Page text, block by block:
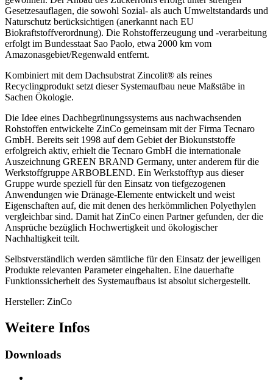
Gesetzesauflagen, die sowohl Sozial- als auch Umweltstandards und
Naturschutz berücksichtigen (anerkannt nach EU
Biokraftstoffverordnung). Die Rohstofferzeugung und -verarbeitung
erfolgt im Bundesstaat Sao Paolo, etwa 2000 km vom
Amazonasgebiet/Regenwald entfernt.
Kombiniert mit dem Dachsubstrat Zincolit® als reines
Recyclingprodukt setzt dieser Systemaufbau neue Maßstäbe in
Sachen Ökologie.
Die Idee eines Dachbegrünungssystems aus nachwachsenden
Rohstoffen entwickelte ZinCo gemeinsam mit der Firma Tecnaro
GmbH. Bereits seit 1998 auf dem Gebiet der Biokunststoffe
erfolgreich aktiv, erhielt die Tecnaro GmbH die internationale
Auszeichnung GREEN BRAND Germany, unter anderem für die
Werkstoffgruppe ARBOBLEND. Ein Werkstofftyp aus dieser
Gruppe wurde speziell für den Einsatz von tiefgezogenen
Anwendungen wie Dränage-Elemente entwickelt und weist
Eigenschaften auf, die mit denen des herkömmlichen Polyethylen
vergleichbar sind. Damit hat ZinCo einen Partner gefunden, der die
Ansprüche bezüglich Hochwertigkeit und ökologischer
Nachhaltigkeit teilt.
Selbstverständlich werden sämtliche für den Einsatz der jeweiligen
Produkte relevanten Parameter eingehalten. Eine dauerhafte
Funktionssicherheit des Systemaufbaus ist absolut sichergestellt.
Hersteller: ZinCo
Weitere Infos
Downloads